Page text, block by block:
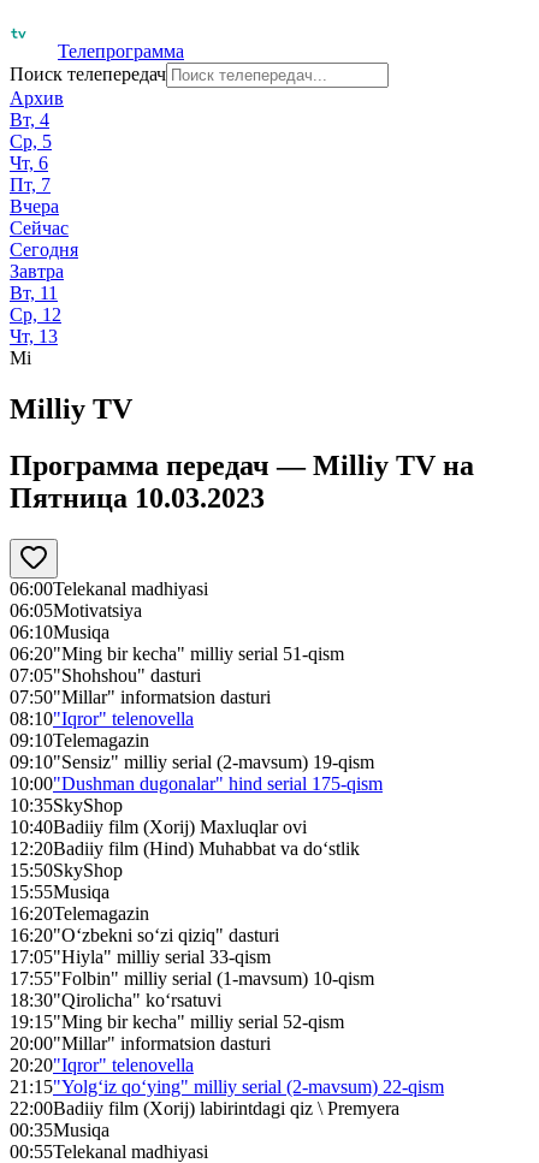
Телепрограмма
Поиск телепередач
Архив
Вт, 4
Ср, 5
Чт, 6
Пт, 7
Вчера
Сейчас
Сегодня
Завтра
Вт, 11
Ср, 12
Чт, 13
Mi
Milliy TV
Программа передач —Milliy TV на
Пятница 10.03.2023
06:00Telekanal madhiyasi
06:05Motivatsiya
06:10Musiqa
06:20"Ming bir kecha" milliy serial 51-qism
07:05"Shohshou" dasturi
07:50"Millar" informatsion dasturi
08:10"Iqror" telenovella
09:10Telemagazin
09:10"Sensiz" milliy serial (2-mavsum) 19-qism
10:00"Dushman dugonalar" hind serial 175-qism
10:35SkyShop
10:40Badiiy film (Xorij) Maxluqlar ovi
12:20Badiiy film (Hind) Muhabbat va do‘stlik
15:50SkyShop
15:55Musiqa
16:20Telemagazin
16:20"O‘zbekni so‘zi qiziq" dasturi
17:05"Hiyla" milliy serial 33-qism
17:55"Folbin" milliy serial (1-mavsum) 10-qism
18:30"Qirolicha" ko‘rsatuvi
19:15"Ming bir kecha" milliy serial 52-qism
20:00"Millar" informatsion dasturi
20:20"Iqror" telenovella
21:15"Yolg‘iz qo‘ying" milliy serial (2-mavsum) 22-qism
22:00Badiiy film (Xorij) labirintdagi qiz \ Premyera
00:35Musiqa
00:55Telekanal madhiyasi